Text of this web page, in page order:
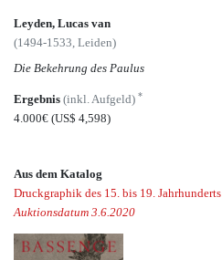
Leyden, Lucas van
(1494-1533, Leiden)
Die Bekehrung des Paulus
Ergebnis (inkl. Aufgeld) *
4.000€ (US$ 4,598)
Aus dem Katalog
Druckgraphik des 15. bis 19. Jahrhunderts
Auktionsdatum 3.6.2020